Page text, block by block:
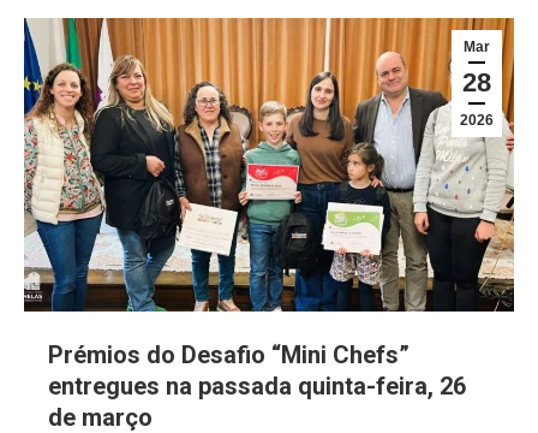
Mar
28
2026
Prémios do Desafio “Mini Chefs”
entregues na passada quinta-feira, 26
de março